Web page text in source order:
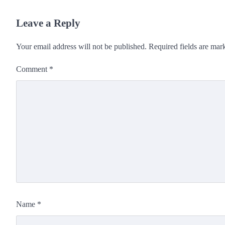
Leave a Reply
Your email address will not be published. Required fields are
Comment *
Name *